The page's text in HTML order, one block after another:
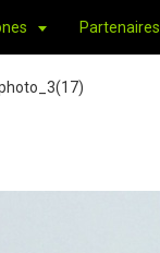
Partenaires